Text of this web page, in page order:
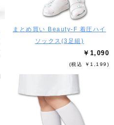
まとめ買い Beauty-F 着圧ハイ
ソックス(3足組)
￥1,090
(税込 ￥1,199)